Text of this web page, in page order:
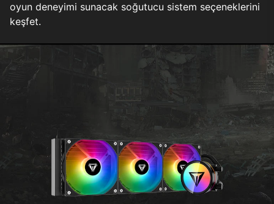
oyun deneyimi sunacak soğutucu sistem seçeneklerini
keşfet.